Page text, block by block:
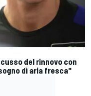
del rinnovo con
di aria fresca"